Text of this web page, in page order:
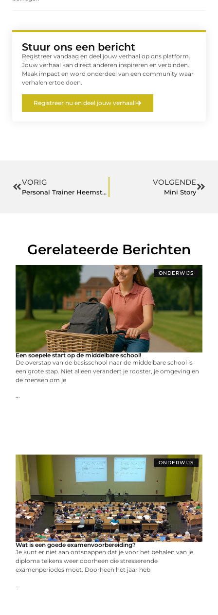
Stuur ons een bericht
Registreer vandaag en deel jouw verhaal op ons platform.
Jouw verhaal kan direct anderen inspireren en verbinden.
Maak impact en word onderdeel van een community waar
verhalen ertoe doen.
Registreer nu en deel jouw verhaal!
VORIG
Personal Trainer Heemstede – Hardlopen In Haarlem
VOLGENDE
Mini Story
Gerelateerde Berichten
ONDERWIJS
Een soepele start op de middelbare school!
De overstap van de basisschool naar de middelbare school is
een grote stap. Niet alleen verandert je rooster, je omgeving en
de mensen om je
...
ONDERWIJS
Wat is een goede examenvoorbereiding?
Je kunt er niet aan ontsnappen dat je voor het behalen van je
diploma telkens weer doorheen die stresserende
examenperiodes moet. Doorheen het jaar heb
...